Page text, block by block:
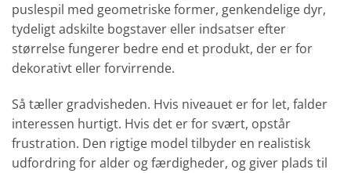
puslespil med geometriske former, genkendelige dyr,
tydeligt adskilte bogstaver eller indsatser efter
størrelse fungerer bedre end et produkt, der er for
dekorativt eller forvirrende.
Så tæller gradvisheden. Hvis niveauet er for let, falder
interessen hurtigt. Hvis det er for svært, opstår
frustration. Den rigtige model tilbyder en realistisk
udfordring for alder og færdigheder, og giver plads til